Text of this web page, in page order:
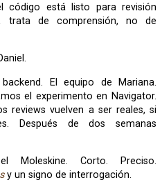
código está listo para revisión
trata de comprensión, no de
el experimento en Navigator.
reviews vuelven a ser reales, si
Después de dos semanas
y un signo de interrogación.